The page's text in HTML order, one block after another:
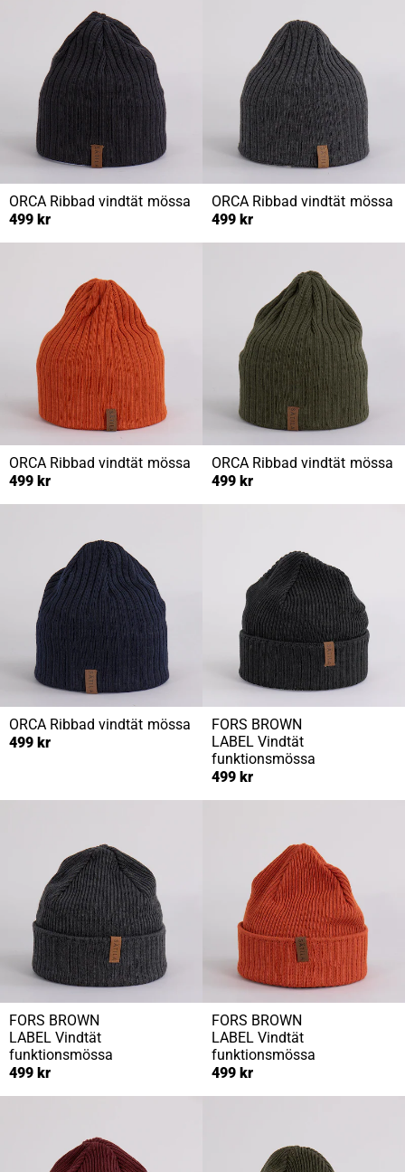
ORCA Ribbad vindtät mössa
499 kr
ORCA Ribbad vindtät mössa
499 kr
ORCA Ribbad vindtät mössa
499 kr
ORCA Ribbad vindtät mössa
499 kr
ORCA Ribbad vindtät mössa
499 kr
FORS BROWN
LABEL Vindtät
funktionsmössa
499 kr
FORS BROWN
LABEL Vindtät
funktionsmössa
499 kr
FORS BROWN
LABEL Vindtät
funktionsmössa
499 kr